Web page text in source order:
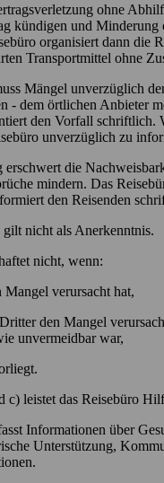
ohne
kündigen und Minderung
organisiert dann die
Transportmittel ohne
Mängel unverzüglich
- dem örtlichen Anbieter
den Vorfall schriftlich.
unverzüglich zu
erschwert die
mindern. Das
den Reisenden
nicht als Anerkenntnis.
nicht, wenn:
Mangel verursacht hat,
den Mangel
unvermeidbar war,
c) leistet das Reisebüro
Informationen über
Unterstützung,